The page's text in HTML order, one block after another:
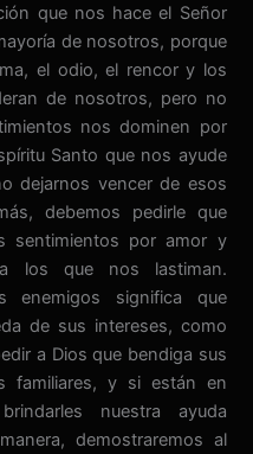
que nos hace el Señor
de nosotros, porque
el odio, el rencor y los
de nosotros, pero no
nos dominen por
Santo que nos ayude
dejarnos vencer de esos
debemos pedirle que
sentimientos por amor y
los que nos lastiman.
enemigos significa que
de sus intereses, como
a Dios que bendiga sus
familiares, y si están en
nuestra ayuda
demostraremos al